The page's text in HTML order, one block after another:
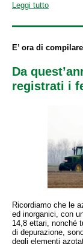
Leggi tutto
E’ ora di
Da
registrati i
Ricordiamo che le
ed inorganici, con
14,8 ettari, nonché
di depurazione,
degli elementi